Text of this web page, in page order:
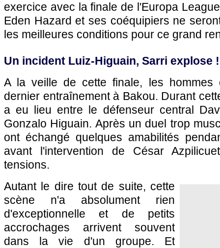
exercice avec la finale de l'Europa
Eden Hazard et ses coéquipiers ne
les meilleures conditions pour ce grand
Un incident Luiz-Higuain, Sarri explose !
A la veille de cette finale, les
dernier entraînement à Bakou. Durant
a eu lieu entre le défenseur central
Gonzalo Higuain. Après un duel trop
ont échangé quelques amabilités
avant l'intervention de César
tensions.
Autant le dire tout de suite, cette
scène n'a absolument rien
d'exceptionnelle et de petits
accrochages arrivent souvent
dans la vie d'un groupe. Et